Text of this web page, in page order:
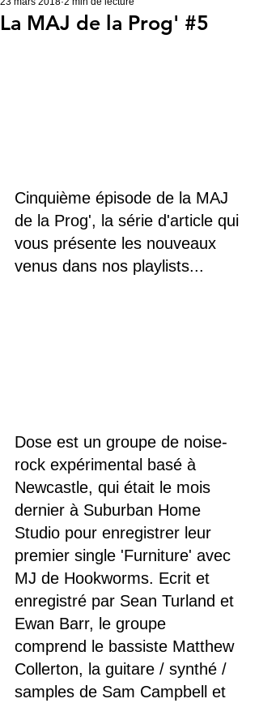
La MAJ de la Prog' #5
Cinquième épisode de la MAJ
de la Prog', la série d'article qui
vous présente les nouveaux
venus dans nos playlists...
Dose est un groupe de noise-
rock expérimental basé à
Newcastle, qui était le mois
dernier à Suburban Home
Studio pour enregistrer leur
premier single 'Furniture' avec
MJ de Hookworms. Ecrit et
enregistré par Sean Turland et
Ewan Barr, le groupe
comprend le bassiste Matthew
Collerton, la guitare / synthé /
samples de Sam Campbell et